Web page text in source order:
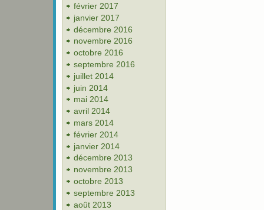
février 2017
janvier 2017
décembre 2016
novembre 2016
octobre 2016
septembre 2016
juillet 2014
juin 2014
mai 2014
avril 2014
mars 2014
février 2014
janvier 2014
décembre 2013
novembre 2013
octobre 2013
septembre 2013
août 2013